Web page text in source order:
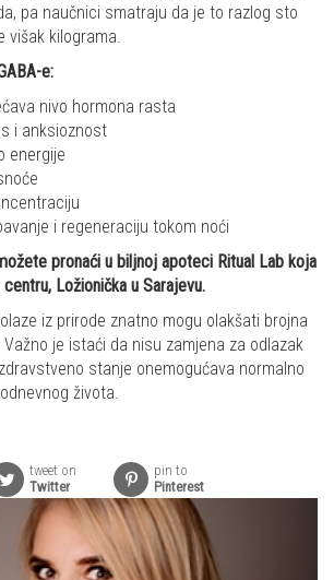
pa naučnici smatraju da je to razlog sto
višak kilograma.
e:
nivo hormona rasta
i anksioznost
energije
i regeneraciju tokom noći
pronaći u biljnoj apoteci Ritual Lab koja
Ložionička u Sarajevu.
iz prirode znatno mogu olakšati brojna
je istaći da nisu zamjena za odlazak
stanje onemogućava normalno
života.
tweet on
Twitter
pin to
Pinterest